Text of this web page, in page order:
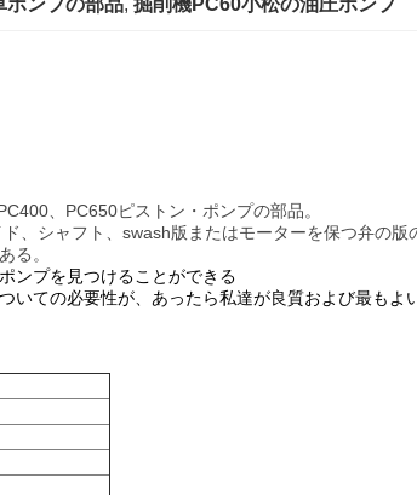
ポンプの部品, 掘削機PC60小松の油圧ポンプ
、PC650ピストン・ポンプの部品。
、シャフト、swash版またはモーターを保つ弁の
る。
ンプを見つけることができる
いての必要性が、あったら私達が良質および最も